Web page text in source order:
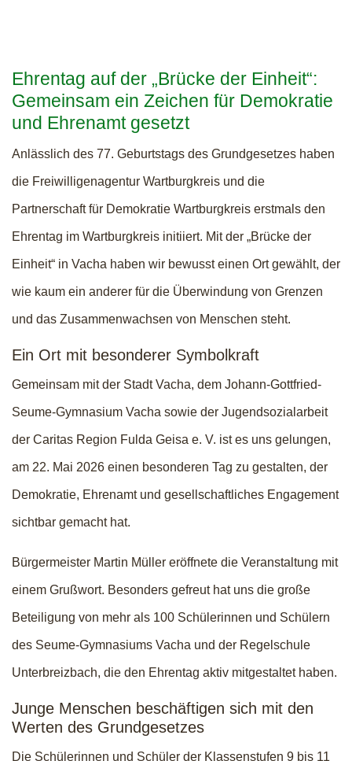
Ehrentag auf der „Brücke der Einheit“:
Gemeinsam ein Zeichen für Demokratie
und Ehrenamt gesetzt
Anlässlich des 77. Geburtstags des Grundgesetzes haben
die Freiwilligenagentur Wartburgkreis und die
Partnerschaft für Demokratie Wartburgkreis erstmals den
Ehrentag im Wartburgkreis initiiert. Mit der „Brücke der
Einheit“ in Vacha haben wir bewusst einen Ort gewählt, der
wie kaum ein anderer für die Überwindung von Grenzen
und das Zusammenwachsen von Menschen steht.
Ein Ort mit besonderer Symbolkraft
Gemeinsam mit der Stadt Vacha, dem Johann-Gottfried-
Seume-Gymnasium Vacha sowie der Jugendsozialarbeit
der Caritas Region Fulda Geisa e. V. ist es uns gelungen,
am 22. Mai 2026 einen besonderen Tag zu gestalten, der
Demokratie, Ehrenamt und gesellschaftliches Engagement
sichtbar gemacht hat.
Bürgermeister Martin Müller eröffnete die Veranstaltung mit
einem Grußwort. Besonders gefreut hat uns die große
Beteiligung von mehr als 100 Schülerinnen und Schülern
des Seume-Gymnasiums Vacha und der Regelschule
Unterbreizbach, die den Ehrentag aktiv mitgestaltet haben.
Junge Menschen beschäftigen sich mit den
Werten des Grundgesetzes
Die Schülerinnen und Schüler der Klassenstufen 9 bis 11